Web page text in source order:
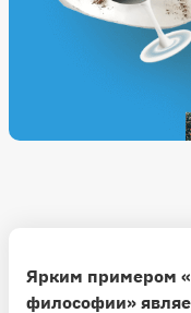
Ярким примером
философии»